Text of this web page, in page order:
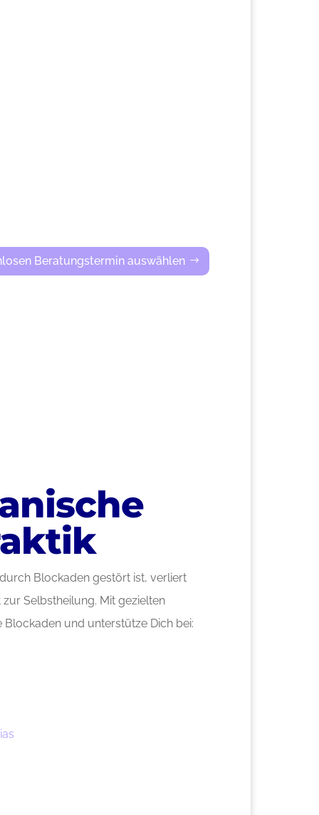
Beratungstermin auswählen
Blockaden gestört ist, verliert
zur Selbstheilung. Mit gezielten
und unterstütze Dich bei: